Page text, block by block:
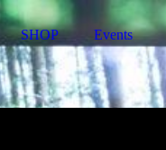
SHOP Events